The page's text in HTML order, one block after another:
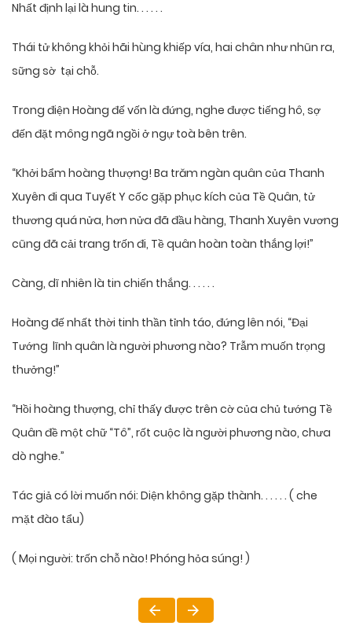
Nhất định lại là hung tin. . . . . .
Thái tử không khỏi hãi hùng khiếp vía, hai chân như nhũn ra,
sững sờ tại chỗ.
Trong điện Hoàng đế vốn là đứng, nghe được tiếng hô, sợ
đến đặt mông ngã ngồi ở ngự toà bên trên.
“Khởi bẩm hoàng thượng! Ba trăm ngàn quân của Thanh
Xuyên đi qua Tuyết Y cốc gặp phục kích của Tề Quân, tử
thương quá nửa, hơn nửa đã đầu hàng, Thanh Xuyên vương
cũng đã cải trang trốn đi, Tề quân hoàn toàn thắng lợi!”
Càng, dĩ nhiên là tin chiến thắng. . . . . .
Hoàng đế nhất thời tinh thần tỉnh táo, đứng lên nói, “Đại
Tướng lĩnh quân là người phương nào? Trẫm muốn trọng
thưởng!”
“Hồi hoàng thượng, chỉ thấy được trên cờ của chủ tướng Tề
Quân đề một chữ “Tô”, rốt cuộc là người phương nào, chưa
dò nghe.”
Tác giả có lời muốn nói: Diện không gặp thành. . . . . . ( che
mặt đào tẩu)
( Mọi người: trốn chỗ nào! Phóng hỏa súng! )